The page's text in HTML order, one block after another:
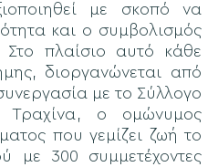
με σκοπό να
και ο συμβολισμός
Στο πλαίσιο αυτό κάθε
διοργανώνεται από
με το Σύλλογο
Τραχίνα, ο ομώνυμος
που γεμίζει ζωή το
με 300 συμμετέχοντες